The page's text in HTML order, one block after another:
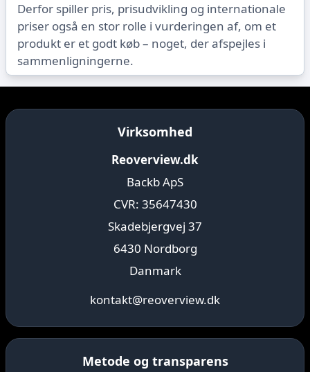
Derfor spiller pris, prisudvikling og internationale
priser også en stor rolle i vurderingen af, om et
produkt er et godt køb – noget, der afspejles i
sammenligningerne.
Virksomhed
Reoverview.dk
Backb ApS
CVR: 35647430
Skadebjergvej 37
6430 Nordborg
Danmark
kontakt@reoverview.dk
Metode og transparens